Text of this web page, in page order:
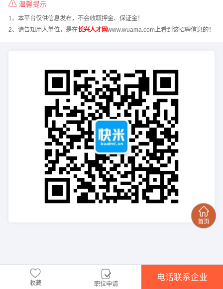
温馨提示
1、本平台仅供信息发布，不会收取押金、保证金！
2、请告知用人单位，是在长兴人才网www.wuama.com上看到该招聘信息的！
收藏 职位申请
电话联系企业